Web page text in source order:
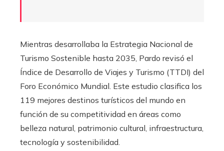
Mientras desarrollaba la Estrategia Nacional de
Turismo Sostenible hasta 2035, Pardo revisó el
Índice de Desarrollo de Viajes y Turismo (TTDI) del
Foro Económico Mundial. Este estudio clasifica los
119 mejores destinos turísticos del mundo en
función de su competitividad en áreas como
belleza natural, patrimonio cultural, infraestructura,
tecnología y sostenibilidad.